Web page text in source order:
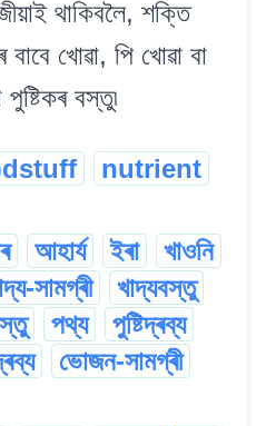
থাকিবলৈ, শক্তি
খোৱা, পি খোৱা বা
বস্তু৷
nutrient
আহাৰ্য ইৰা
খাওনি
সামগ্ৰী
খাদ্যবস্তু
পথ্য
পুষ্টিদ্ৰব্য
ভোজন-সামগ্ৰী